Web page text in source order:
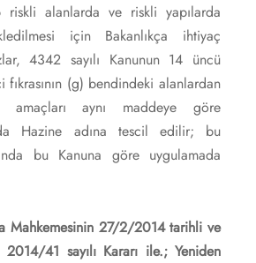
riskli alanlarda ve riskli yapılarda
için Bakanlıkça ihtiyaç
4342 sayılı Kanunun 14 üncü
(g) bendindeki alanlardan
amaçları aynı maddeye göre
Hazine adına tescil edilir; bu
bu Kanuna göre uygulamada
Mahkemesinin 27/2/2014 tarihli ve
41 sayılı Kararı ile.;Yeniden